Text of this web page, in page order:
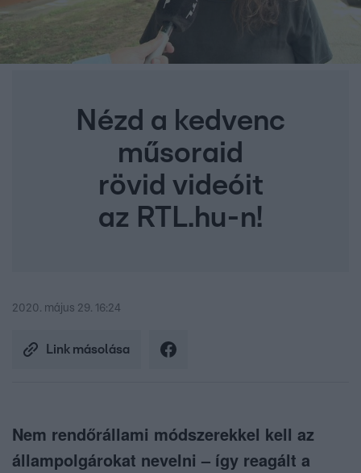
Nézd a kedvenc
műsoraid
rövid videóit
az RTL.hu-n!
2020. május 29. 16:24
Link másolása
Nem rendőrállami módszerekkel kell az
állampolgárokat nevelni – így reagált a